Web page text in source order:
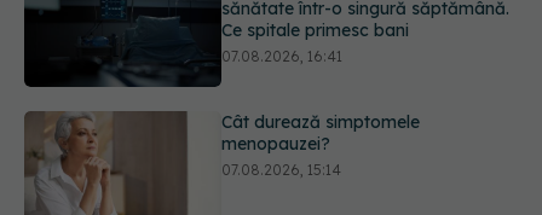
Cât durează simptomele
menopauzei?
07.08.2026, 15:14
EXCLUSIV Cancerele care pot fi
prevenite. Dr. Sorin Bogdan